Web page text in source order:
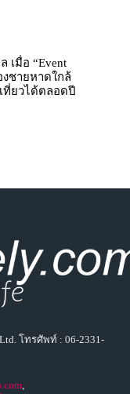
โทรศัพท์ : 06-2331-
,